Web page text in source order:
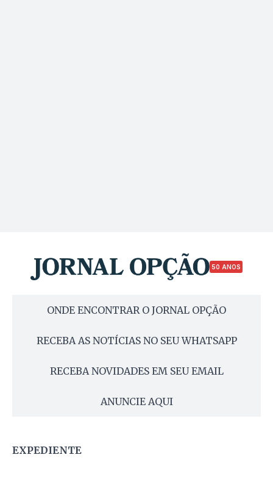
50 ANOS
ONDE ENCONTRAR O JORNAL OPÇÃO
RECEBA AS NOTÍCIAS NO SEU WHATSAPP
RECEBA NOVIDADES EM SEU EMAIL
ANUNCIE AQUI
EXPEDIENTE